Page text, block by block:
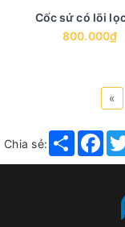
Cốc sứ có lõi
800.000₫
«
Chia sẻ: Share